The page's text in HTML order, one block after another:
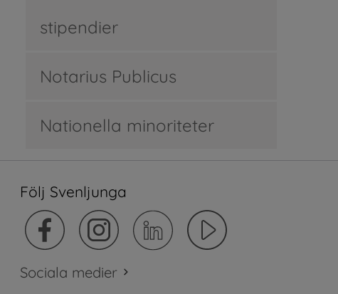
stipendier
Notarius Publicus
Nationella minoriteter
Följ Svenljunga
Sociala medier